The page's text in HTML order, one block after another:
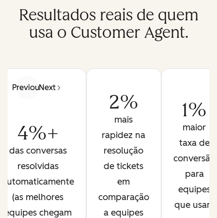
Resultados reais de quem
usa o Customer Agent.
PreviousNext
4%+
das conversas
resolvidas
automaticamente
(as melhores
equipes chegam
2%
mais
rapidez na
resolução
de tickets
em
comparação
a equipes
1%
maior
taxa de
conversão
para
equipes
que usam